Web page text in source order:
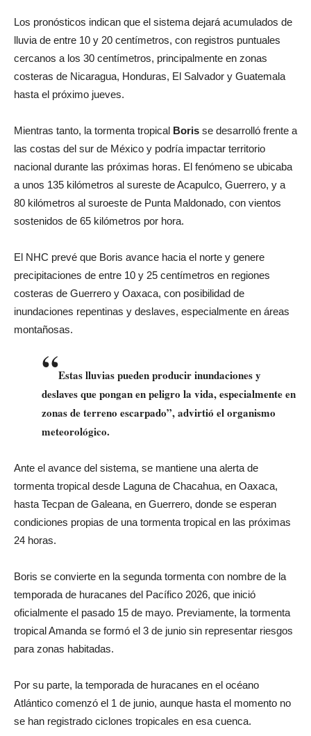
Los pronósticos indican que el sistema dejará acumulados de
lluvia de entre 10 y 20 centímetros, con registros puntuales
cercanos a los 30 centímetros, principalmente en zonas
costeras de Nicaragua, Honduras, El Salvador y Guatemala
hasta el próximo jueves.
Mientras tanto, la tormenta tropical Boris se desarrolló frente a
las costas del sur de México y podría impactar territorio
nacional durante las próximas horas. El fenómeno se ubicaba
a unos 135 kilómetros al sureste de Acapulco, Guerrero, y a
80 kilómetros al suroeste de Punta Maldonado, con vientos
sostenidos de 65 kilómetros por hora.
El NHC prevé que Boris avance hacia el norte y genere
precipitaciones de entre 10 y 25 centímetros en regiones
costeras de Guerrero y Oaxaca, con posibilidad de
inundaciones repentinas y deslaves, especialmente en áreas
montañosas.
“Estas lluvias pueden producir inundaciones y
deslaves que pongan en peligro la vida, especialmente en
zonas de terreno escarpado”, advirtió el organismo
meteorológico.
Ante el avance del sistema, se mantiene una alerta de
tormenta tropical desde Laguna de Chacahua, en Oaxaca,
hasta Tecpan de Galeana, en Guerrero, donde se esperan
condiciones propias de una tormenta tropical en las próximas
24 horas.
Boris se convierte en la segunda tormenta con nombre de la
temporada de huracanes del Pacífico 2026, que inició
oficialmente el pasado 15 de mayo. Previamente, la tormenta
tropical Amanda se formó el 3 de junio sin representar riesgos
para zonas habitadas.
Por su parte, la temporada de huracanes en el océano
Atlántico comenzó el 1 de junio, aunque hasta el momento no
se han registrado ciclones tropicales en esa cuenca.